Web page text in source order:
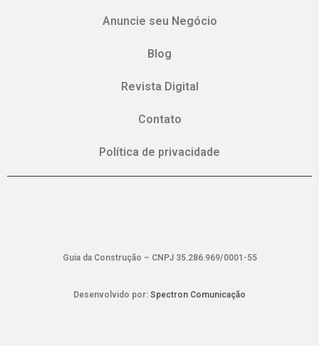
Anuncie seu Negócio
Blog
Revista Digital
Contato
Política de privacidade
Guia da Construção – CNPJ 35.286.969/0001-55
Desenvolvido por: Spectron Comunicação